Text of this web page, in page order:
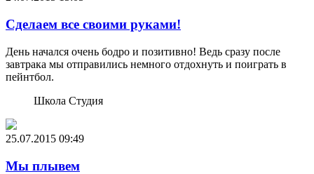
Сделаем все своими руками!
День начался очень бодро и позитивно! Ведь сразу после
завтрака мы отправились немного отдохнуть и поиграть в
пейнтбол.
Школа Студия
25.07.2015 09:49
Мы плывем